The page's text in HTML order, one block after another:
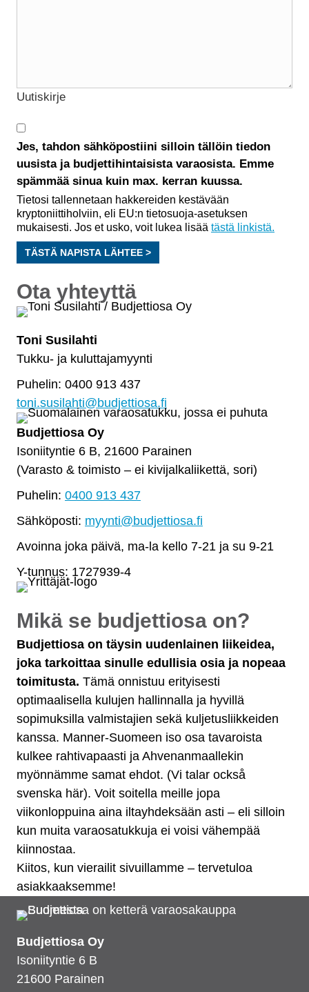
Uutiskirje
Jes, tahdon sähköpostiini silloin tällöin tiedon
uusista ja budjettihintaisista varaosista. Emme
spämmää sinua kuin max. kerran kuussa.
Tietosi tallennetaan hakkereiden kestävään
kryptoniittiholviin, eli EU:n tietosuoja-asetuksen
mukaisesti. Jos et usko, voit lukea lisää tästä linkistä.
TÄSTÄ NAPISTA LÄHTEE >
Ota yhteyttä
Toni Susilahti
Tukku- ja kuluttajamyynti
Puhelin: 0400 913 437
toni.susilahti@budjettiosa.fi
Budjettiosa Oy
Isoniityntie 6 B, 21600 Parainen
(Varasto & toimisto – ei kivijalkaliikettä, sori)
Puhelin: 0400 913 437
Sähköposti: myynti@budjettiosa.fi
Avoinna joka päivä, ma-la kello 7-21 ja su 9-21
Y-tunnus: 1727939-4
Mikä se budjettiosa on?
Budjettiosa on täysin uudenlainen liikeidea,
joka tarkoittaa sinulle edullisia osia ja nopeaa
toimitusta. Tämä onnistuu erityisesti
optimaalisella kulujen hallinnalla ja hyvillä
sopimuksilla valmistajien sekä kuljetusliikkeiden
kanssa. Manner-Suomeen iso osa tavaroista
kulkee rahtivapaasti ja Ahvenanmaallekin
myönnämme samat ehdot. (Vi talar också
svenska här). Voit soitella meille jopa
viikonloppuina aina iltayhdeksään asti – eli silloin
kun muita varaosatukkuja ei voisi vähempää
kiinnostaa.
Kiitos, kun vierailit sivuillamme – tervetuloa
asiakkaaksemme!
Budjettiosa Oy
Isoniityntie 6 B
21600 Parainen